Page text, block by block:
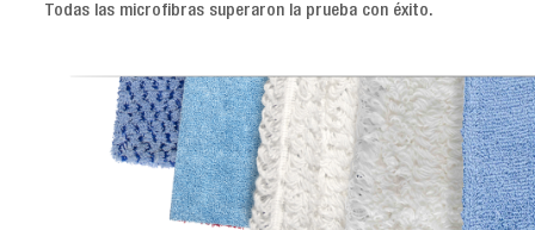
Todas las microfibras superaron la prueba con éxito.